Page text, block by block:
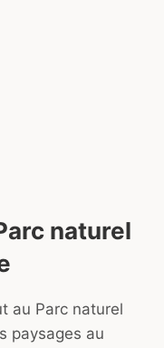
naturel
au Parc naturel
paysages au